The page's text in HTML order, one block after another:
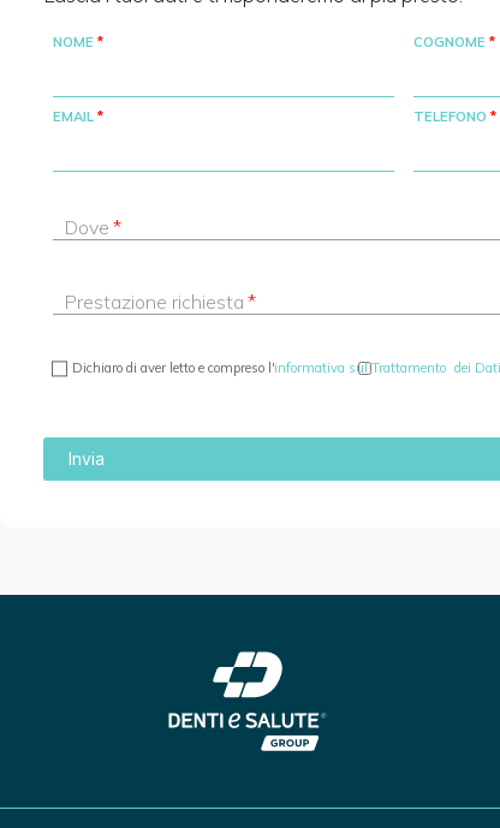
NOME COGNOME
EMAIL TELEFONO
Dove
Prestazione richiesta
Dichiaro di aver letto e compreso l'informativa sul Trattamento dei Dati